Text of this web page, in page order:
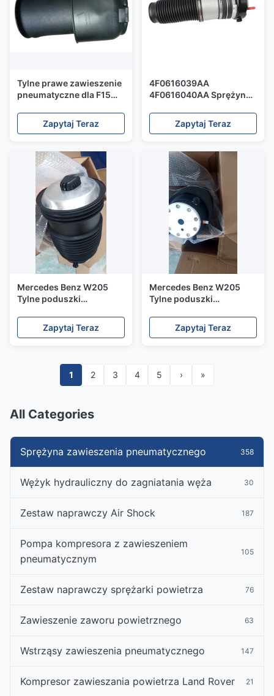
Tylne prawe zawieszenie
pneumatyczne dla F15
rok gwarancji
Zapytaj Teraz
4F0616039AA
4F0616040AA Sprężyna
pneumatycznego do
amortyzatora Audi A6 C6
Zapytaj Teraz
Mercedes Benz W205
Tylne poduszki
A2053200725
A2053200825
Zapytaj Teraz
Mercedes Benz W205
Tylne poduszki
A2053200725
A2053200825
Zapytaj Teraz
1 2 3 4 5 › »
All Categories
Sprężyna zawieszenia pneumatycznego 358
Wężyk hydrauliczny do zagniatania węża 30
Zestaw naprawczy Air Shock 187
Pompa kompresora z zawieszeniem
pneumatycznym
105
Zestaw naprawczy sprężarki powietrza 76
Zawieszenie zaworu powietrznego 63
Wstrząsy zawieszenia pneumatycznego 147
Kompresor zawieszania powietrza Land Rover 21